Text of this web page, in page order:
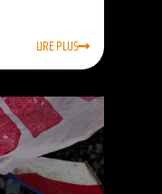
LIRE PLUS